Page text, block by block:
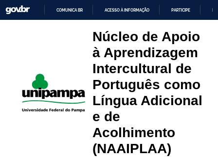
para
o
O
CONTEÚDO
COMUNICA BR ACESSO À INFORMAÇÃO PARTICIPE
Núcleo de Apoio
à Aprendizagem
Intercultural de
Português como
Língua Adicional
e de
Acolhimento
(NAAIPLAA)